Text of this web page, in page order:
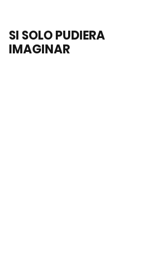
SI SOLO PUDIERA
IMAGINAR